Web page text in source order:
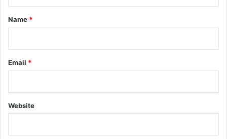
*
Name *
Email *
Website